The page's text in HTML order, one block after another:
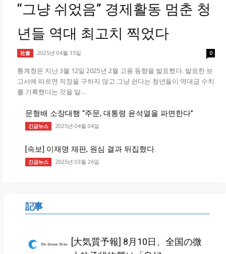
“그냥 쉬었음” 경제활동 멈춘 청
년들 역대 최고치 찍었다
社會 2025년 04월 15일 0
통계청은 지난 3월 12일 2025년 2월 고용 동향을 발표했다. 발표한 보
고서에 따르면 직장을 구하지 않고 그냥 쉰다는 청년들이 역대급 수치
를 기록했다는 것을 알...
문형배 소장대행 “주문, 대통령 윤석열을 파면한다”
긴급뉴스 2025년 04월 04일
[속보] 이재명 재판, 원심 결과 뒤집혔다.
긴급뉴스 2025년 03월 26일
記事
[大気質予報] 8月10日、全国の微